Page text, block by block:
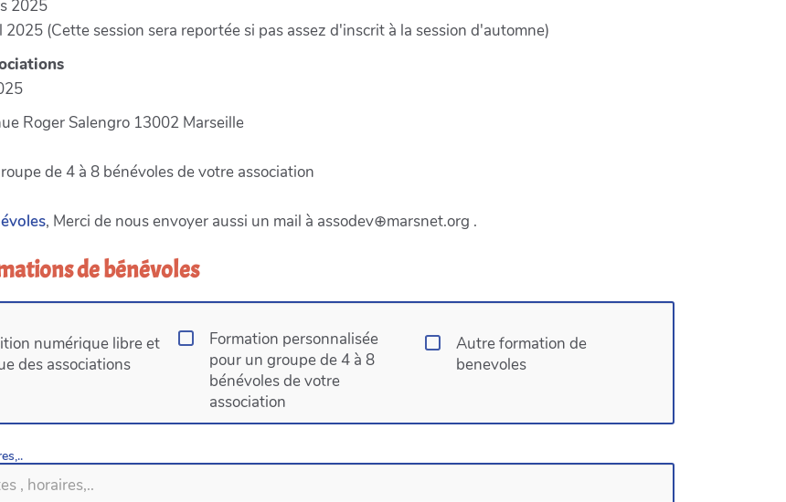
2025
(Cette session sera reportée si pas assez d'inscrit à la session d'automne)
Roger Salengro 13002 Marseille
de 4 à 8 bénévoles de votre association
, Merci de nous envoyer aussi un mail à assodev⊕marsnet.org .
de bénévoles
numérique libre et
des associations
Formation personnalisée
pour un groupe de 4 à 8
bénévoles de votre
association
Autre formation de
benevoles